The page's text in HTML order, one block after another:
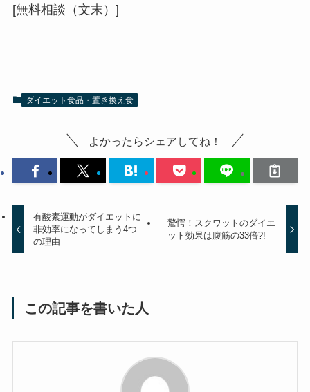
[無料相談（文末）]
ダイエット食品・置き換え食
よかったらシェアしてね！
有酸素運動がダイエットに
非効率になってしまう4つ
の理由
驚愕！スクワットのダイエ
ット効果は腹筋の33倍?!
この記事を書いた人